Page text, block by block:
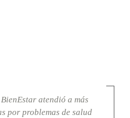
atendió a más
por problemas de salud